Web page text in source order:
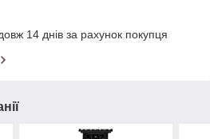
14 днів за рахунок покупця